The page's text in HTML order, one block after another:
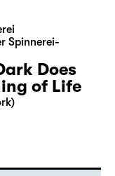
Spinnerei-
Does
of Life